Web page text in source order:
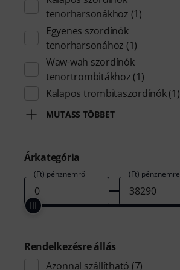
tenorharsonákhoz (1)
Egyenes szordínók
tenorharsonához (1)
Waw-wah szordínók
tenortrombitákhoz (1)
Kalapos trombitaszordínók(1)
MUTASS TÖBBET
Árkategória
(Ft) pénznemről (Ft) pénznemre
Rendelkezésre állás
Azonnal szállítható (7)